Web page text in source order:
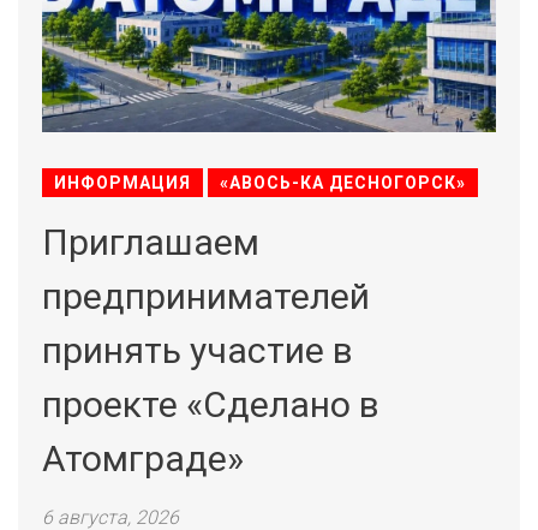
ИНФОРМАЦИЯ «АВОСЬ-КА ДЕСНОГОРСК»
Приглашаем
предпринимателей
принять участие в
проекте «Сделано в
Атомграде»
6 августа, 2026